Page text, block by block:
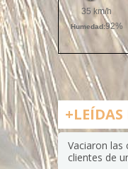
+LEÍDAS
Vaciaron las
clientes de